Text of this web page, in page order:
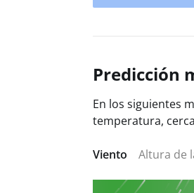
Predicción
En los siguientes
temperatura,
Viento Altura de